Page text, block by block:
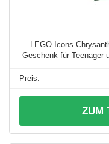
LEGO Icons
Geschenk für Teenager
ZUM